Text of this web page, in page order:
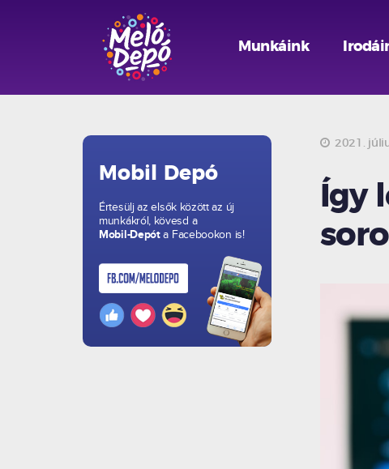
Munkáink
Mobil Depó
Értesülj az elsők között az új
munkákról, kövesd a
Mobil-Depóta Facebookon is!
2021.
Így